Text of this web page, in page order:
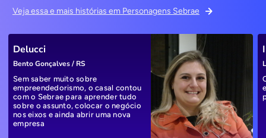
Veja essa e mais histórias em Personagens Sebrae
Delucci
Bento Gonçalves / RS
Sem saber muito sobre
empreendedorismo, o casal contou
com o Sebrae para aprender tudo
sobre o assunto, colocar o negócio
nos eixos e ainda abrir uma nova
empresa